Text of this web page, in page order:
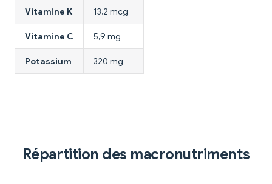
Vitamine K 13,2 mcg
Vitamine C 5,9 mg
Potassium 320 mg
Répartition des macronutriments